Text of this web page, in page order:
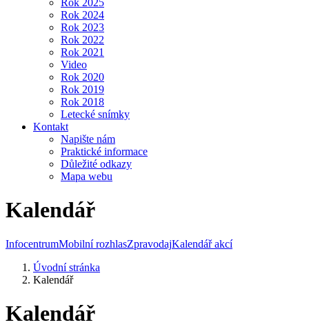
Rok 2025
Rok 2024
Rok 2023
Rok 2022
Rok 2021
Video
Rok 2020
Rok 2019
Rok 2018
Letecké snímky
Kontakt
Napište nám
Praktické informace
Důležité odkazy
Mapa webu
Kalendář
InfocentrumMobilní rozhlasZpravodajKalendář akcí
Úvodní stránka
Kalendář
Kalendář